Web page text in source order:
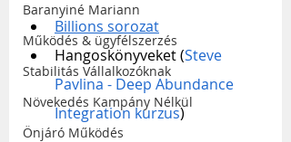
Baranyiné Mariann
Működés & ügyfélszerzés
Stabilitás Vállalkozóknak
Növekedés Kampány Nélkül
Önjáró Működés
Billions sorozat
Hangoskönyveket (Steve
Pavlina - Deep Abundance
Integration kurzus)